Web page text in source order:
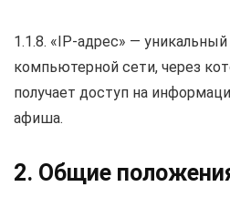
1.1.8. «IP-адрес» —
компьютерной сети, через
получает доступ на
афиша.
2. Общие